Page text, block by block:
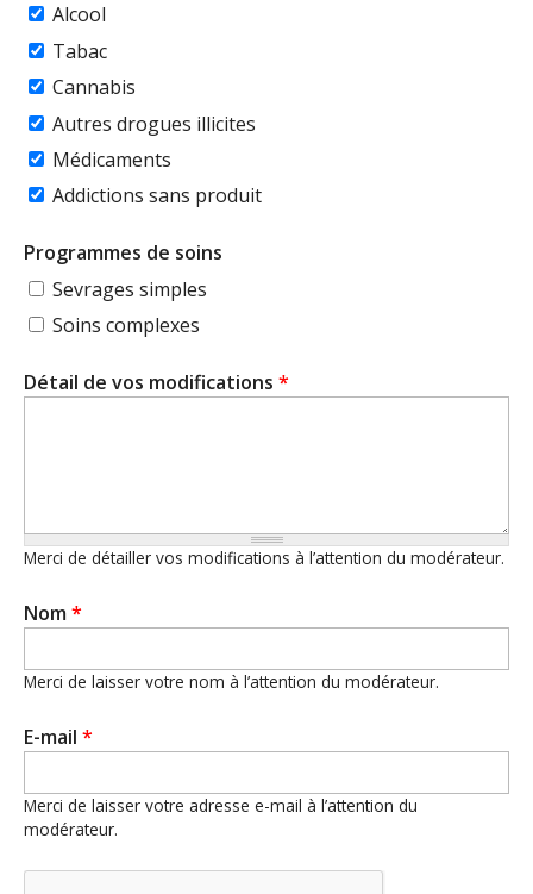
Alcool
Tabac
Cannabis
Autres drogues illicites
Médicaments
Addictions sans produit
Programmes de soins
Sevrages simples
Soins complexes
Détail de vos modifications *
Merci de détailler vos modifications à l’attention du modérateur.
Nom*
Merci de laisser votre nom à l’attention du modérateur.
E-mail *
Merci de laisser votre adresse e-mail à l’attention du
modérateur.